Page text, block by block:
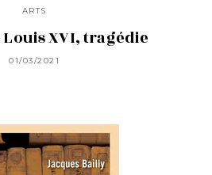
ARTS
XVI, tragédie
01/03/2021